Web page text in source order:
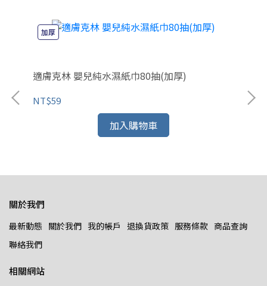
加厚
適膚克林 嬰兒純水濕紙巾80抽(加厚)
NT$59
加入購物車
NT$35
關於我們
最新動態 關於我們 我的帳戶 退換貨政策 服務條款 商品查詢
聯絡我們
相關網站